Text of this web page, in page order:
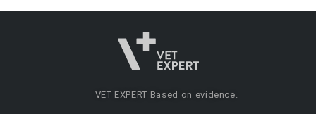
VET EXPERT Based on evidence.